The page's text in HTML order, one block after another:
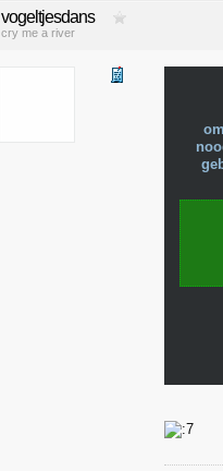
vogeltjesdans
cry me a river